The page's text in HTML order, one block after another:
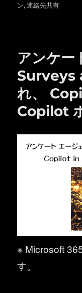
日: グ
ン,連絡先共有
アンケー
Surveys
れ、
Copilot
※ Microsoft
す。